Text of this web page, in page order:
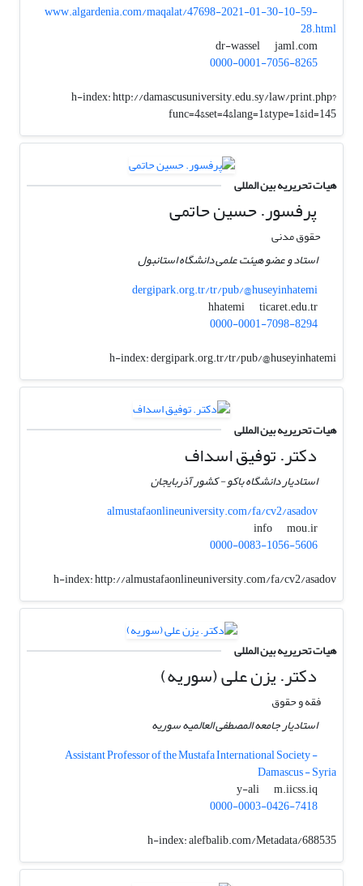
www.algardenia.com/maqalat/47698-2021-01-30-10-59-
28.html
dr-wassel
jaml.com
0000-0001-7056-8265
h-index:http://damascusuniversity.edu.sy/law/print.php?
func=4&set=4&lang=1&type=1&id=145
هیات تحریریه بین المللی
پرفسور. حسین حاتمی
حقوق مدنی
استاد و عضو هیئت علمی دانشگاه استانبول
dergipark.org.tr/tr/pub/@huseyinhatemi
hhatemi
ticaret.edu.tr
0000-0001-7098-8294
h-index:dergipark.org.tr/tr/pub/@huseyinhatemi
هیات تحریریه بین المللی
دکتر. توفیق اسداف
استادیار دانشگاه باکو - کشور آذربایجان
almustafaonlineuniversity.com/fa/cv2/asadov
info
mou.ir
0000-0083-1056-5606
h-index:http://almustafaonlineuniversity.com/fa/cv2/asadov
هیات تحریریه بین المللی
دکتر. یزن علی (سوریه)
فقه و حقوق
استادیار جامعه المصطفی العالمیه سوریه
Assistant Professor of the Mustafa International Society -
Damascus - Syria
y-ali
m.iicss.iq
0000-0003-0426-7418
h-index:alefbalib.com/Metadata/688535